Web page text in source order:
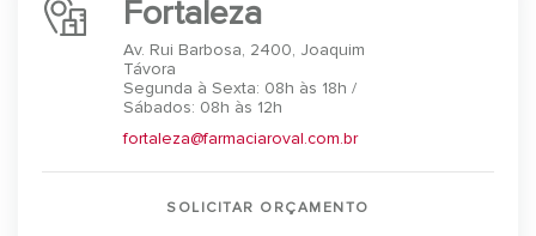
Fortaleza
Av. Rui Barbosa, 2400, Joaquim
Távora
Segunda à Sexta: 08h às 18h /
Sábados: 08h às 12h
fortaleza@farmaciaroval.com.br
SOLICITAR ORÇAMENTO